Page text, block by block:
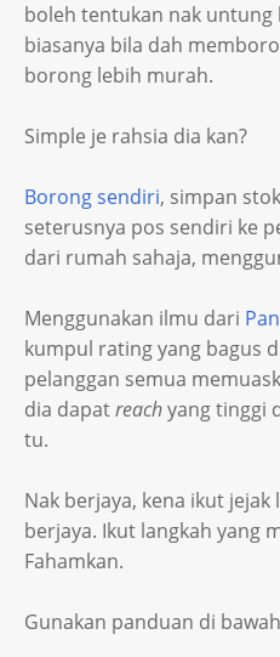
boleh tentukan nak untung
biasanya bila dah
borong lebih murah.
Simple je rahsia dia kan?
Borong sendiri, simpan
seterusnya pos sendiri ke
dari rumah sahaja,
Menggunakan ilmu dari
kumpul rating yang bagus
pelanggan semua
dia dapatreachyang tinggi
tu.
Nak berjaya, kena ikut
berjaya. Ikut langkah yang
Fahamkan.
Gunakan panduan di